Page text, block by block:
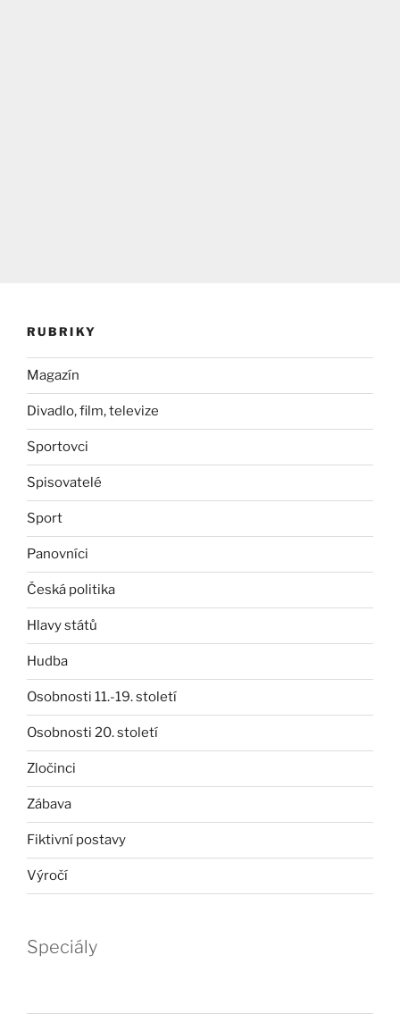
RUBRIKY
Magazín
Divadlo, film, televize
Sportovci
Spisovatelé
Sport
Panovníci
Česká politika
Hlavy států
Hudba
Osobnosti 11.-19. století
Osobnosti 20. století
Zločinci
Zábava
Fiktivní postavy
Výročí
Speciály